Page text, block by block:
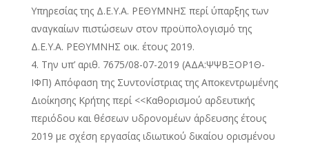
Υπηρεσίας της Δ.Ε.Υ.Α. ΡΕΘΥΜΝΗΣ περί ύπαρξης των
αναγκαίων πιστώσεων στον προϋπολογισμό της
Δ.Ε.Υ.Α. ΡΕΘΥΜΝΗΣ οικ. έτους 2019.
Την υπ’ αριθ. 7675/08-07-2019 (ΑΔΑ:ΨΨΒΞΟΡ1Θ-
ΙΦΠ) Απόφαση της Συντονίστριας της Αποκεντρωμένης
Διοίκησης Κρήτης περί <<Καθορισμού αρδευτικής
περιόδου και θέσεων υδρονομέων άρδευσης έτους
2019 με σχέση εργασίας ιδιωτικού δικαίου ορισμένου